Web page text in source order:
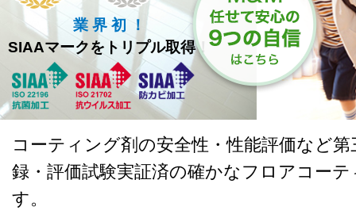
業 界 初 ！
SIAAマークをトリプル取得！
コーティング剤の安全性・性能評価など
録・評価試験実証済の確かなフロアコー
す。